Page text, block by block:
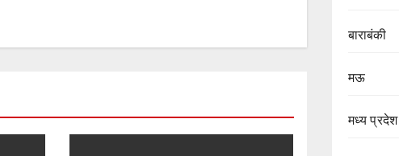
बाराबंकी
मऊ
मध्य प्रदेश